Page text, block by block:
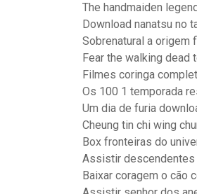
The handmaiden
Download nanatsu no
Sobrenatural a origem
Fear the walking dead
Filmes coringa
Os 100 1 temporada
Um dia de furia
Cheung tin chi wing
Box fronteiras do
Assistir descendentes
Baixar coragem o cão